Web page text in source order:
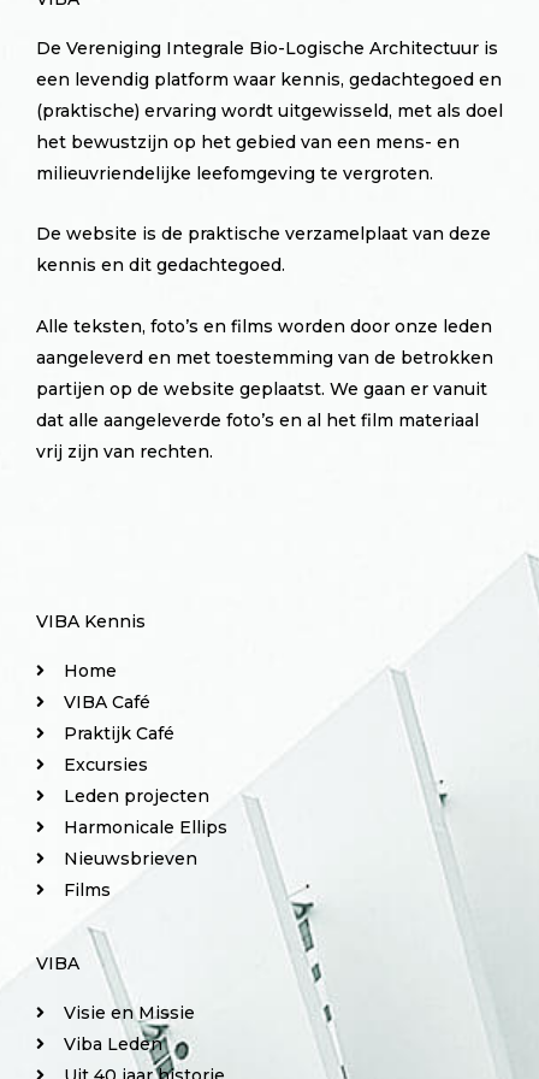
De Vereniging Integrale Bio-Logische Architectuur is
een levendig platform waar kennis, gedachtegoed en
(praktische) ervaring wordt uitgewisseld, met als doel
het bewustzijn op het gebied van een mens- en
milieuvriendelijke leefomgeving te vergroten.
De website is de praktische verzamelplaat van deze
kennis en dit gedachtegoed.
Alle teksten, foto’s en films worden door onze leden
aangeleverd en met toestemming van de betrokken
partijen op de website geplaatst. We gaan er vanuit
dat alle aangeleverde foto’s en al het film materiaal
vrij zijn van rechten.
VIBA Kennis
Home
VIBA Café
Praktijk Café
Excursies
Leden projecten
Harmonicale Ellips
Nieuwsbrieven
Films
VIBA
Visie en Missie
Viba Leden